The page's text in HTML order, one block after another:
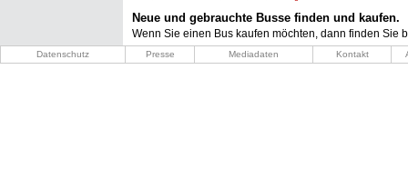
Neue und gebrauchte Busse finden und kaufen.
Wenn Sie einen Bus kaufen möchten, dann finden Sie
Datenschutz Presse Mediadaten Kontakt